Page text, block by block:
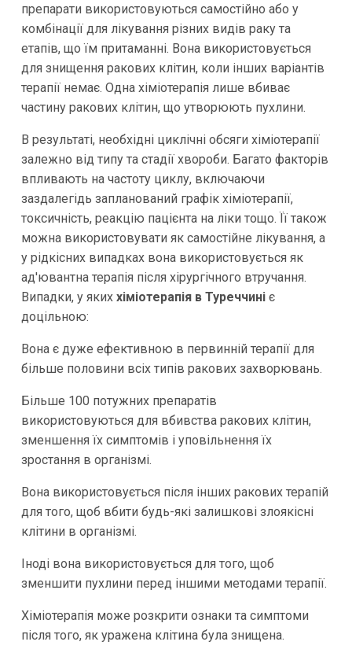
препарати використовуються самостійно або у
комбінації для лікування різних видів раку та
етапів, що їм притаманні. Вона використовується
для знищення ракових клітин, коли інших варіантів
терапії немає. Одна хіміотерапія лише вбиває
частину ракових клітин, що утворюють пухлини.
В результаті, необхідні циклічні обсяги хіміотерапії
залежно від типу та стадії хвороби. Багато факторів
впливають на частоту циклу, включаючи
заздалегідь запланований графік хіміотерапії,
токсичність, реакцію пацієнта на ліки тощо. Її також
можна використовувати як самостійне лікування, а
у рідкісних випадках вона використовується як
ад'ювантна терапія після хірургічного втручання.
Випадки, у яких хіміотерапія в Туреччиніє
доцільною:
Вона є дуже ефективною в первинній терапії для
більше половини всіх типів ракових захворювань.
Більше 100 потужних препаратів
використовуються для вбивства ракових клітин,
зменшення їх симптомів і уповільнення їх
зростання в організмі.
Вона використовується після інших ракових терапій
для того, щоб вбити будь-які залишкові злоякісні
клітини в організмі.
Іноді вона використовується для того, щоб
зменшити пухлини перед іншими методами терапії.
Хіміотерапія може розкрити ознаки та симптоми
після того, як уражена клітина була знищена.